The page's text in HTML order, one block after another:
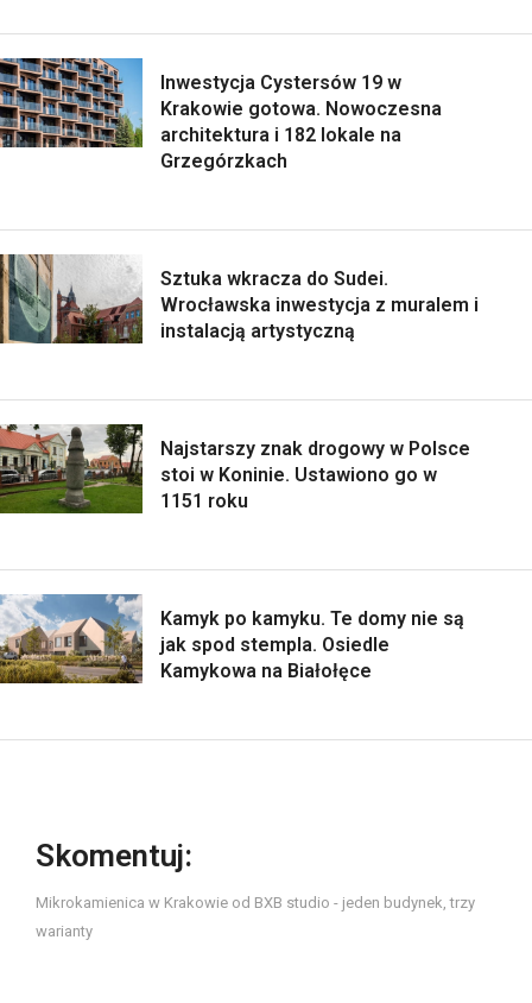
Inwestycja Cystersów 19 w
Krakowie gotowa. Nowoczesna
architektura i 182 lokale na
Grzegórzkach
Sztuka wkracza do Sudei.
Wrocławska inwestycja z muralem i
instalacją artystyczną
Najstarszy znak drogowy w Polsce
stoi w Koninie. Ustawiono go w
1151 roku
Kamyk po kamyku. Te domy nie są
jak spod stempla. Osiedle
Kamykowa na Białołęce
Skomentuj:
Mikrokamienica w Krakowie od BXB studio - jeden budynek, trzy
warianty